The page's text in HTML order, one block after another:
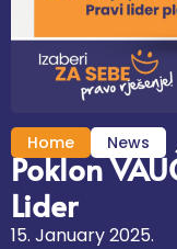
Home News
Poklon
Lider
15. January 2025.